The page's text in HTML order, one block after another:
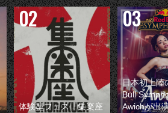
体験型フェス『集楽座
日本初上陸
Bull
Awichが出